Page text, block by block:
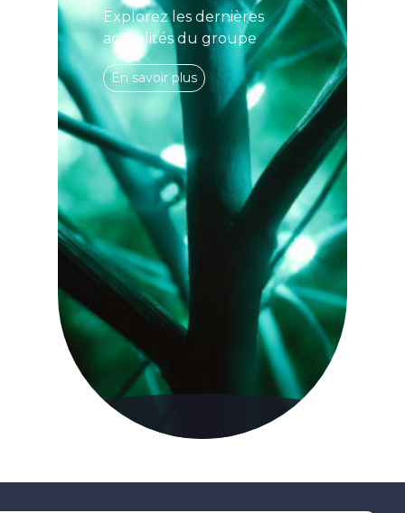
Explorez les dernières
actualités du groupe
En savoir plus